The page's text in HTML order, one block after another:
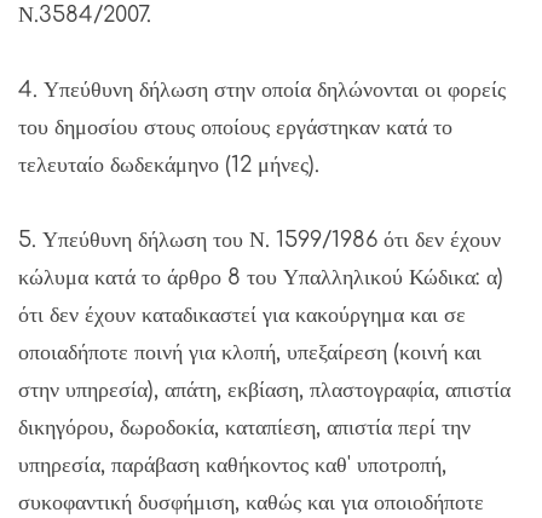
Ν.3584/2007.
4. Υπεύθυνη δήλωση στην οποία δηλώνονται οι φορείς
του δημοσίου στους οποίους εργάστηκαν κατά το
τελευταίο δωδεκάμηνο (12 μήνες).
5. Υπεύθυνη δήλωση του Ν. 1599/1986 ότι δεν έχουν
κώλυμα κατά το άρθρο 8 του Υπαλληλικού Κώδικα: α)
ότι δεν έχουν καταδικαστεί για κακούργημα και σε
οποιαδήποτε ποινή για κλοπή, υπεξαίρεση (κοινή και
στην υπηρεσία), απάτη, εκβίαση, πλαστογραφία, απιστία
δικηγόρου, δωροδοκία, καταπίεση, απιστία περί την
υπηρεσία, παράβαση καθήκοντος καθ' υποτροπή,
συκοφαντική δυσφήμιση, καθώς και για οποιοδήποτε